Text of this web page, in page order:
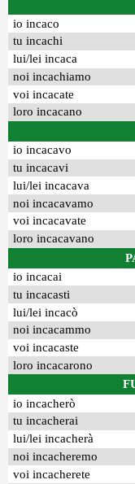
io incaco
tu incachi
lui/lei incaca
noi incachiamo
voi incacate
loro incacano
io incacavo
tu incacavi
lui/lei incacava
noi incacavamo
voi incacavate
loro incacavano
io incacai
tu incacasti
lui/lei incacò
noi incacammo
voi incacaste
loro incacarono
io incacherò
tu incacherai
lui/lei incacherà
noi incacheremo
voi incacherete